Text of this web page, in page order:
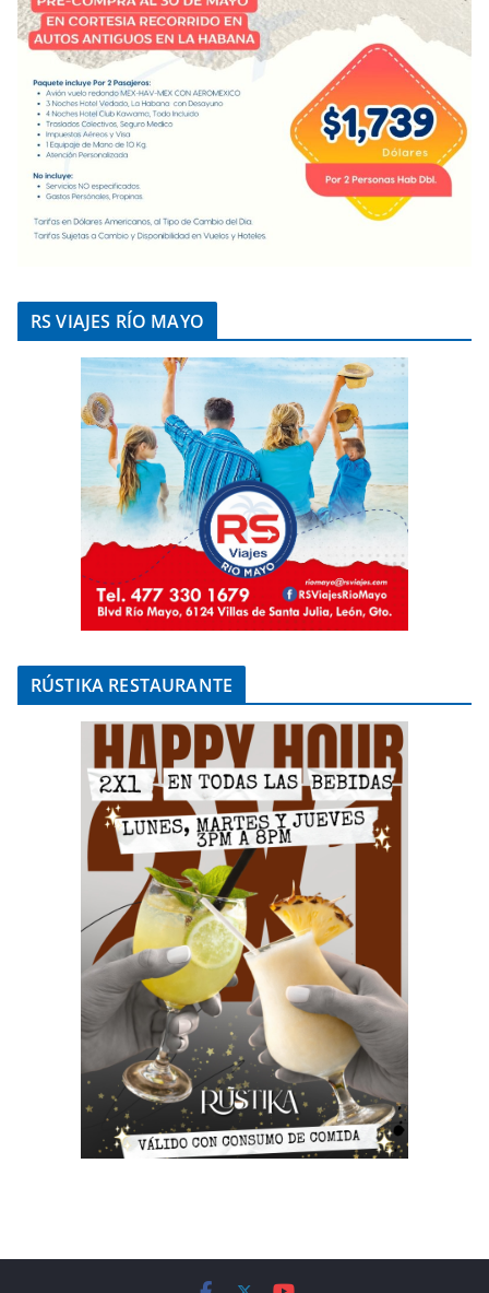
RS VIAJES RÍO MAYO
RÚSTIKA RESTAURANTE